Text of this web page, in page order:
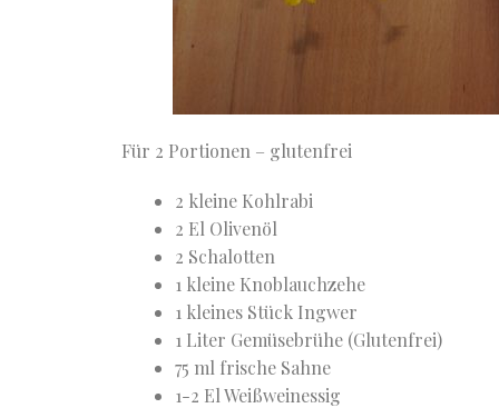
Für 2 Portionen – glutenfrei
2 kleine Kohlrabi
2 El Olivenöl
2 Schalotten
1 kleine Knoblauchzehe
1 kleines Stück Ingwer
1 Liter Gemüsebrühe (Glutenfrei)
75 ml frische Sahne
1-2 El Weißweinessig